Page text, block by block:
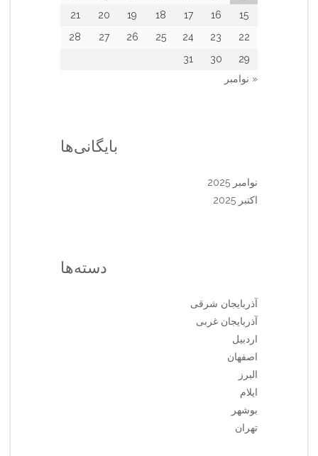
15
16
17
18
19
20
21
22
23
24
25
26
27
28
29
30
31
« نوامبر
بایگانی‌ها
نوامبر 2025
اکتبر 2025
دسته‌ها
آذربایجان شرقی
آذربایجان غربی
اردبیل
اصفهان
البرز
ایلام
بوشهر
تهران